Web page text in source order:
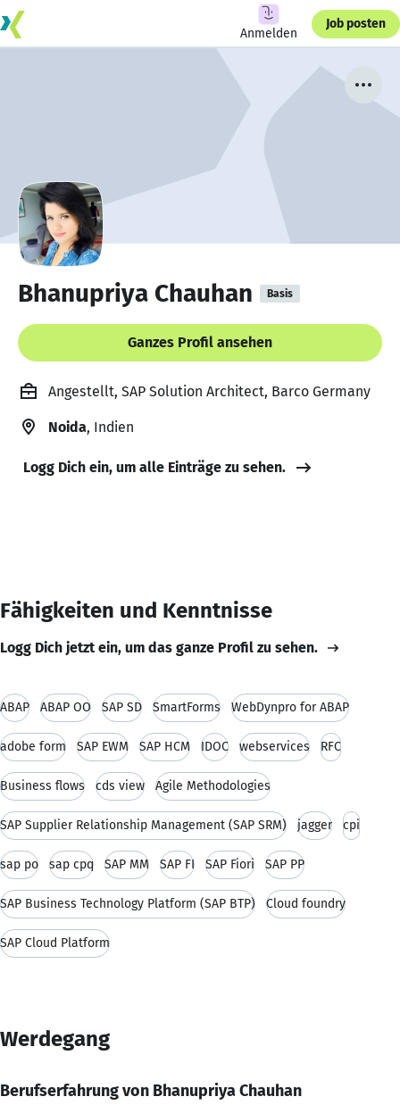
Anmelden
Job posten
Bhanupriya Chauhan Basis
Ganzes Profil ansehen
Angestellt, SAP Solution Architect, Barco Germany
Noida, Indien
Logg Dich ein, um alle Einträge zu sehen.
Fähigkeiten und Kenntnisse
Logg Dich jetzt ein, um das ganze Profil zu sehen.
ABAP ABAP OO SAP SD SmartForms WebDynpro for ABAP
adobe form SAP EWM SAP HCM IDOC webservices RFC
Business flows cds view Agile Methodologies
SAP Supplier Relationship Management (SAP SRM) jagger cpi
sap po sap cpq SAP MM SAP FI SAP Fiori SAP PP
SAP Business Technology Platform (SAP BTP) Cloud foundry
SAP Cloud Platform
Werdegang
Berufserfahrung von Bhanupriya Chauhan